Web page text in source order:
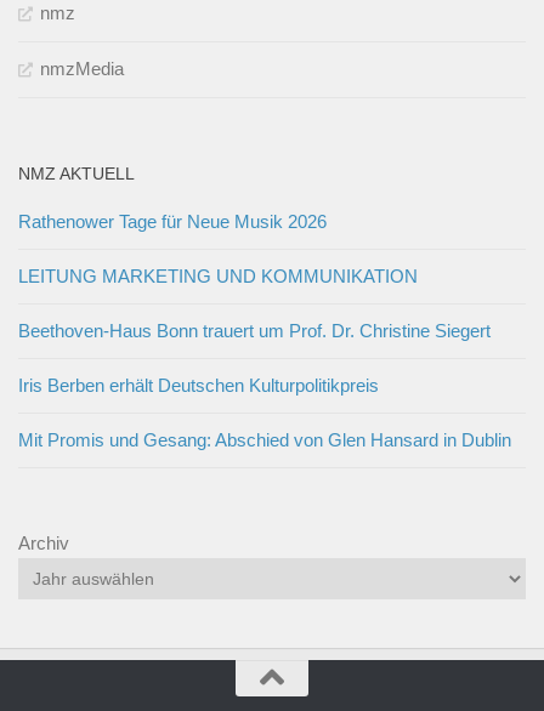
nmz
nmzMedia
NMZ AKTUELL
Rathenower Tage für Neue Musik 2026
LEITUNG MARKETING UND KOMMUNIKATION
Beethoven-Haus Bonn trauert um Prof. Dr. Christine Siegert
Iris Berben erhält Deutschen Kulturpolitikpreis
Mit Promis und Gesang: Abschied von Glen Hansard in Dublin
Archiv